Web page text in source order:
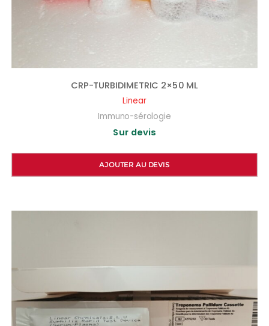
CRP-TURBIDIMETRIC 2×50 ML
Linear
Immuno-sérologie
Sur devis
AJOUTER AU DEVIS